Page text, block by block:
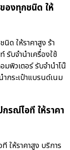
องทุกชนิด ให้
ด ให้ราคาสูง ร้า
รับจำนำเครื่องใช้
มพิวเตอร์ รับจำนำโน๊
กระเป๋าแบรนด์เนม
รณ์ไอที ให้ราคา
ให้ราคาสูง บริการ